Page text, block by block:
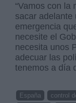
“Vamos con la
sacar adelante
emergencia
necesite el
necesita unos
adecuar las
tenemos a día
España control